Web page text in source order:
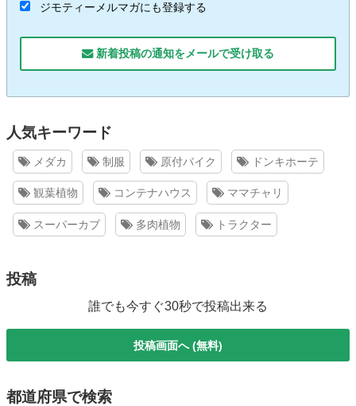
ジモティーメルマガにも登録する
新着投稿の通知をメールで受け取る
人気キーワード
メダカ 制服 原付バイク ドンキホーテ
観葉植物 コンテナハウス ママチャリ
スーパーカブ 多肉植物 トラクター
投稿
誰でも今すぐ30秒で投稿出来る
投稿画面へ (無料)
都道府県で検索